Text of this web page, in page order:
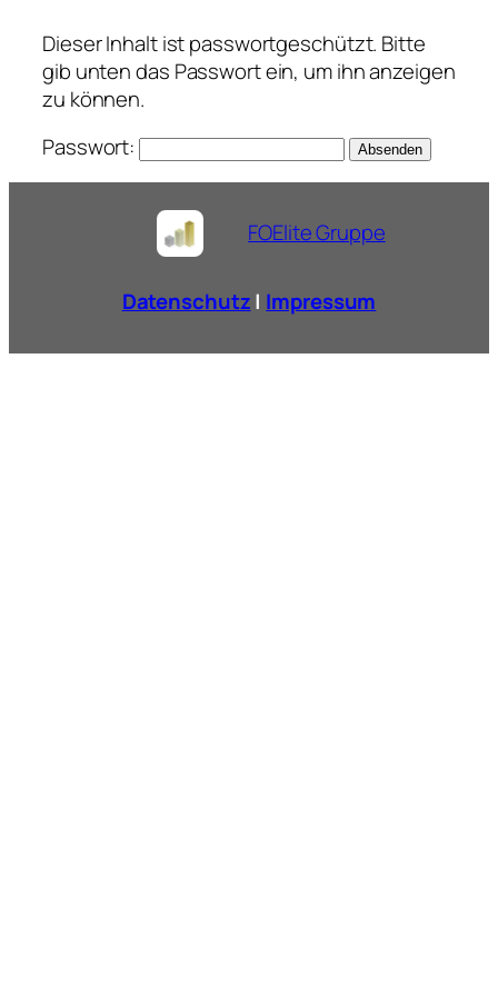
Inhalt
springen
Dieser Inhalt ist passwortgeschützt. Bitte
gib unten das Passwort ein, um ihn anzeigen
zu können.
Passwort:
FOElite Gruppe
Datenschutz| Impressum